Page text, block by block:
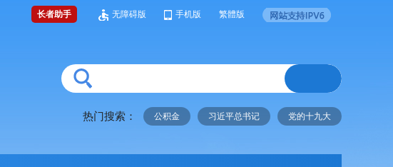
长者助手 无障碍版 手机版 繁體版
热门搜索： 公积金 习近平总书记 党的十九大